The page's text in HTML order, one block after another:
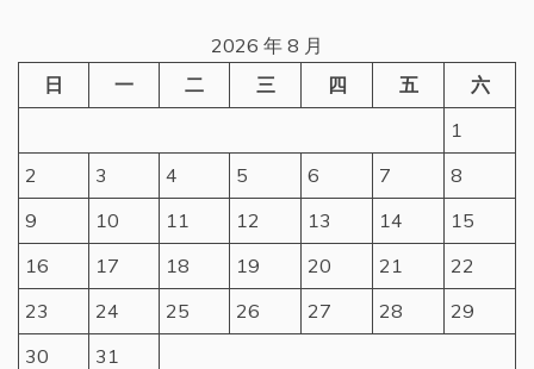
2026 年 8 月
日
一 二 三 四 五
六
1
2
3 4 5 6 7
8
9
10 11 12 13 14
15
16
17 18 19 20 21
22
23
24 25 26 27 28
29
30
31